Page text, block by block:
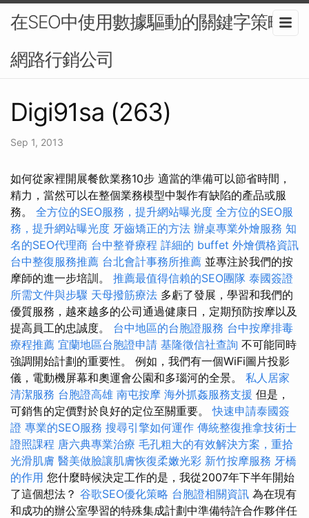
在SEO中使用數據驅動的關鍵字策略-
網路行銷公司
Digi91sa (263)
Sep 1, 2013
如何從家裡開展餐飲業務10步 適當的準備可以節省時間，
精力，當然可以在整個業務模型中製作有缺陷的產品或服
務。 全方位的SEO服務，提升網站曝光度 全方位的SEO服
務，提升網站曝光度 牙齒矯正的方法 辦桌專業外燴服務 知
名的SEO代理商 台中整脊療程 詳細的 buffet 外燴價格資訊
台中整復服務推薦 台北會計事務所推薦 並專注於我們的按
摩師的進一步培訓。 推薦最值得信賴的SEO團隊 泰國簽證
所需文件與步驟 天母撥筋療法 多虧了發展，學習和我們的
優質服務，越來越多的公司通過健康日，定期預防按摩以及
提高員工的忠誠度。 台中地區的台胞證服務 台中按摩排毒
療程推薦 宜蘭地區台胞證申請 基隆徵信社查詢 不可能同時
強調開始計劃的重要性。 例如，我們有一個WiFi圖片投影
儀，電動機屏幕和奧運會公園和多瑙河的全景。 私人居家
清潔服務 台胞證高雄 南屯按摩 海外抓姦服務支援 但是，
可銷售的定價對於良好的定位至關重要。快速申請泰國簽
證 專業的SEO服務 搜尋引擎如何運作 傳統整復推拿技術士
證照課程 唐六典專業治療 毛孔粗大的有效解決方案，重拾
光滑肌膚 醫美做臉讓肌膚恢復柔嫩光彩 新竹按摩服務 牙橋
的作用 您什麼時候決定工作的是，我從2007年下半年開始
了這個想法？ 谷歌SEO優化策略 台胞證相關資訊 為在現有
和成功的辦公室學習的特殊集成計劃中準備特許合作夥伴任